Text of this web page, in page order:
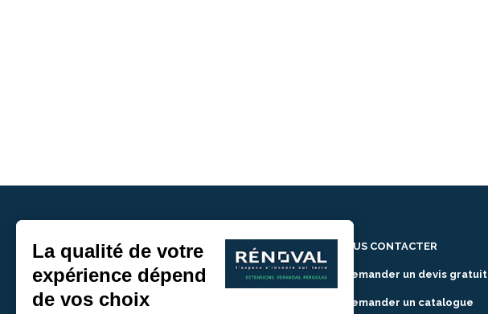
NOUS CONTACTER
> Demander un devis gratuit
> Demander un catalogue